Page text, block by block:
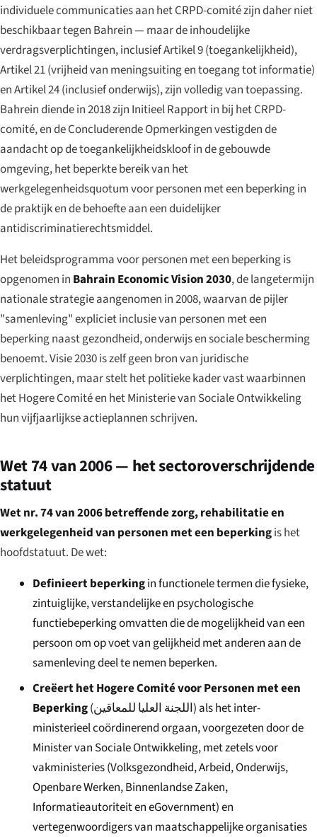
individuele communicaties aan het CRPD-comité zijn daher niet
beschikbaar tegen Bahrein — maar de inhoudelijke
verdragsverplichtingen, inclusief Artikel 9 (toegankelijkheid),
Artikel 21 (vrijheid van meningsuiting en toegang tot informatie)
en Artikel 24 (inclusief onderwijs), zijn volledig van toepassing.
Bahrein diende in 2018 zijn Initieel Rapport in bij het CRPD-
comité, en de Concluderende Opmerkingen vestigden de
aandacht op de toegankelijkheidskloof in de gebouwde
omgeving, het beperkte bereik van het
werkgelegenheidsquotum voor personen met een beperking in
de praktijk en de behoefte aan een duidelijker
antidiscriminatierechtsmiddel.
Het beleidsprogramma voor personen met een beperking is
opgenomen in Bahrain Economic Vision 2030, de langetermijn
nationale strategie aangenomen in 2008, waarvan de pijler
"samenleving" expliciet inclusie van personen met een
beperking naast gezondheid, onderwijs en sociale bescherming
benoemt. Visie 2030 is zelf geen bron van juridische
verplichtingen, maar stelt het politieke kader vast waarbinnen
het Hogere Comité en het Ministerie van Sociale Ontwikkeling
hun vijfjaarlijkse actieplannen schrijven.
Wet 74 van 2006 — het sectoroverschrijdende
statuut
Wet nr. 74 van 2006 betreffende zorg, rehabilitatie en
werkgelegenheid van personen met een beperkingis het
hoofdstatuut. De wet:
Definieert beperkingin functionele termen die fysieke,
zintuiglijke, verstandelijke en psychologische
functiebeperking omvatten die de mogelijkheid van een
persoon om op voet van gelijkheid met anderen aan de
samenleving deel te nemen beperken.
Creëert het Hogere Comité voor Personen met een
Beperking(اللجنة العليا للمعاقين) als het inter-
ministerieel coördinerend orgaan, voorgezeten door de
Minister van Sociale Ontwikkeling, met zetels voor
vakministeries (Volksgezondheid, Arbeid, Onderwijs,
Openbare Werken, Binnenlandse Zaken,
Informatieautoriteit en eGovernment) en
vertegenwoordigers van maatschappelijke organisaties